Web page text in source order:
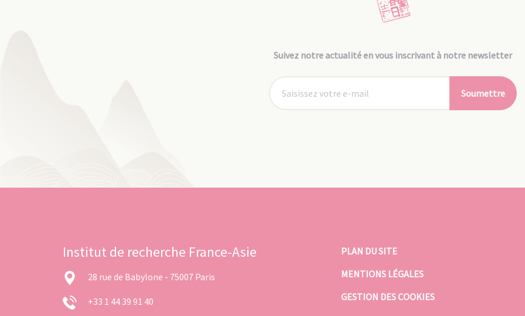
Suivez notre actualité en vous inscrivant à notre newsletter
Soumettre
Institut de recherche France-Asie
28 rue de Babylone - 75007 Paris
+33 1 44 39 91 40
PLAN DU SITE
MENTIONS LÉGALES
GESTION DES COOKIES